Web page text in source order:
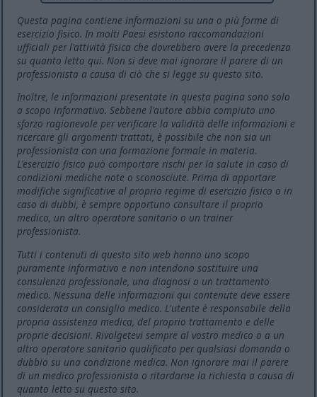
Questa pagina contiene informazioni su una o più forme di
esercizio fisico. In molti Paesi esistono raccomandazioni
ufficiali per l'attività fisica che dovrebbero avere la precedenza
su quanto letto qui. Non si deve mai ignorare il parere di un
professionista a causa di ciò che si legge su questo sito.
Inoltre, le informazioni presentate in questa pagina sono solo
a scopo informativo. Sebbene l'autore abbia compiuto uno
sforzo ragionevole per verificare la validità delle informazioni e
ricercare gli argomenti trattati, è possibile che non sia un
professionista con una formazione formale in materia.
L'esercizio fisico può comportare rischi per la salute in caso di
condizioni mediche note o sconosciute. Prima di apportare
modifiche significative al proprio regime di esercizio fisico o in
caso di dubbi, è sempre opportuno consultare il proprio
medico, un altro operatore sanitario o un trainer
professionista.
Tutti i contenuti di questo sito web hanno uno scopo
puramente informativo e non intendono sostituire una
consulenza professionale, una diagnosi o un trattamento
medico. Nessuna delle informazioni qui contenute deve essere
considerata un consiglio medico. L'utente è responsabile della
propria assistenza medica, del proprio trattamento e delle
proprie decisioni. Rivolgetevi sempre al vostro medico o a un
altro operatore sanitario qualificato per qualsiasi domanda o
dubbio su una condizione medica. Non ignorare mai il parere
di un medico professionista o ritardarne la richiesta a causa di
quanto letto su questo sito.